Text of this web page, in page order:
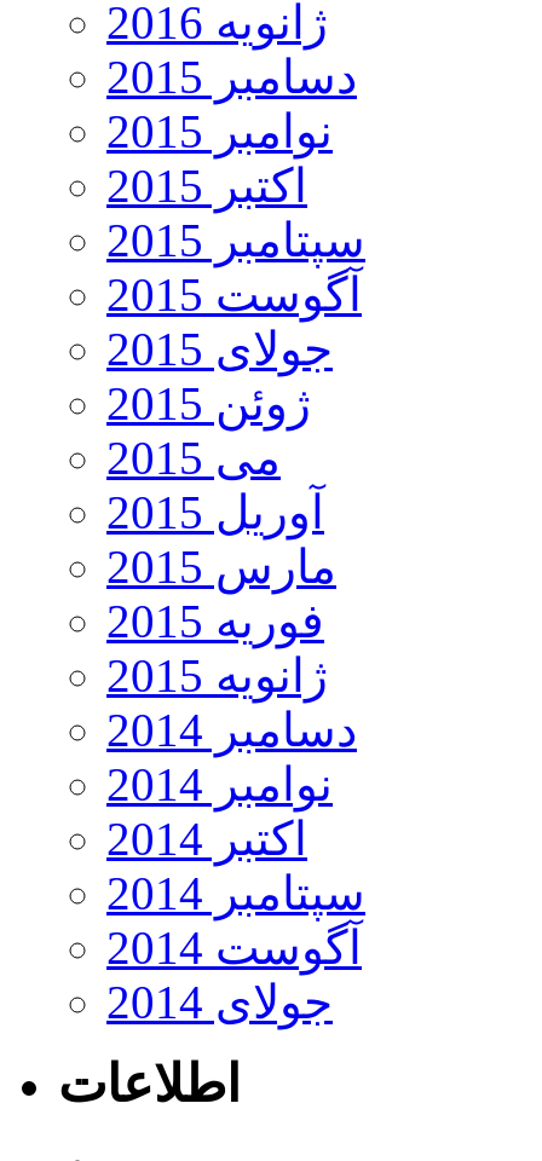
ژانویه 2016
دسامبر 2015
نوامبر 2015
اکتبر 2015
سپتامبر 2015
آگوست 2015
جولای 2015
ژوئن 2015
می 2015
آوریل 2015
مارس 2015
فوریه 2015
ژانویه 2015
دسامبر 2014
نوامبر 2014
اکتبر 2014
سپتامبر 2014
آگوست 2014
جولای 2014
اطلاعات